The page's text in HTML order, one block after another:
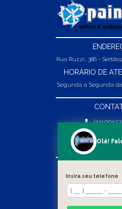
Rua Ruzzi, 386 -
HORÁRIO DE
Segunda a Segunda
(11)
(11)
SOBRE NÓS
Olá!
Insira seu telefone